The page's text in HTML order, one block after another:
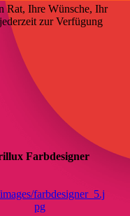
Rat, Ihre Wünsche, Ihr
zur Verfügung
Farbdesigner